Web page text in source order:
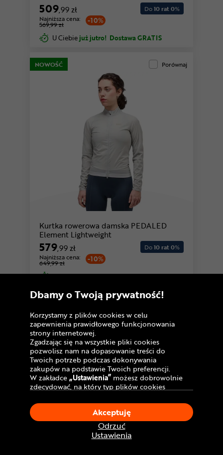
509,99 zł
-10%
Najniższa cena:
569,99 zł
Do10 rat 0%
U Ciebie już jutro! Dostawa GRATIS
NOWOŚĆ Porównaj
Kurtka rowerowa damska PEDALED
Element Lightweight
579,99 zł
-10%
Najniższa cena:
649,99 zł
Do10 rat 0%
U Ciebiejuż jutro! Dostawa GRATIS
Dbamy o Twoją prywatność!
Korzystamy z plików cookies w celu
zapewnienia prawidłowego funkcjonowania
strony internetowej.
Zgadzając się na wszystkie pliki cookies
pozwolisz nam na dopasowanie treści do
Twoich potrzeb podczas dokonywania
zakupów na podstawie Twoich preferencji.
W zakładce„Ustawienia” możesz dobrowolnie
zdecydować, na który typ plików cookies
Klikając„Akceptuję”, wyrażasz zgodę na
stosowanie ciasteczek zgodnie z ustawieniami
Twojej przeglądarki.
W dowolnym momencie, możesz dokonać
zmiany swojego wyboru klikając opcję
Ustawienia
Odrzuć
Akceptuję